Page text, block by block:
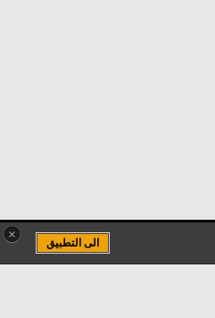
×
الى التطبيق